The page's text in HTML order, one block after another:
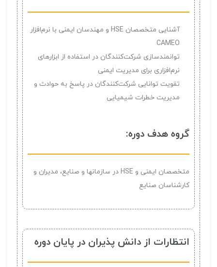
آشنایی متخصصان HSE و مهندسان ایمنی با نرم‌افزار
CAMEO
توانمندسازی شرکت‌کنندگان در استفاده از ابزارهای
نرم‌افزاری برای مدیریت ایمنی
تقویت توانایی شرکت‌کنندگان در پاسخ به حوادث و
مدیریت خطرات شیمیایی
گروه هدف دوره:
متخصصان ایمنی و HSE در سازمانها و صنایع، مدیران و
کارشناسان صنایع
انتظارات از دانش پذیران در پایان دوره